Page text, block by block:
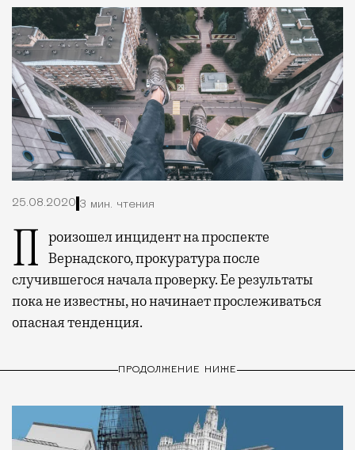
25.08.2020 3 мин. чтения
Произошел инцидент на проспекте Вернадского, прокуратура после
случившегося начала проверку. Ее результаты
пока не известны, но начинает прослеживаться
опасная тенденция.
ПРОДОЛЖЕНИЕ НИЖЕ